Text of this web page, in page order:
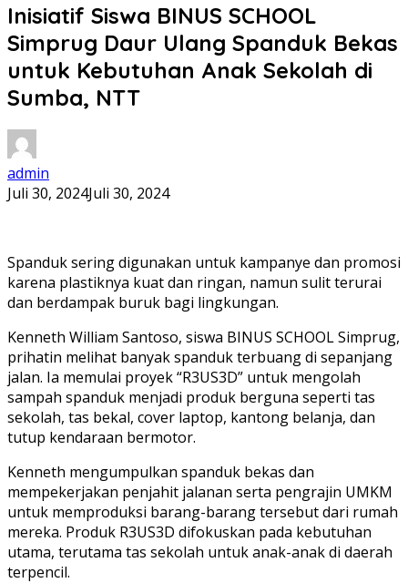
Inisiatif Siswa BINUS SCHOOL
Simprug Daur Ulang Spanduk Bekas
untuk Kebutuhan Anak Sekolah di
Sumba, NTT
admin
Juli 30, 2024Juli 30, 2024
Spanduk sering digunakan untuk kampanye dan promosi
karena plastiknya kuat dan ringan, namun sulit terurai
dan berdampak buruk bagi lingkungan.
Kenneth William Santoso, siswa BINUS SCHOOL Simprug,
prihatin melihat banyak spanduk terbuang di sepanjang
jalan. Ia memulai proyek “R3US3D” untuk mengolah
sampah spanduk menjadi produk berguna seperti tas
sekolah, tas bekal, cover laptop, kantong belanja, dan
tutup kendaraan bermotor.
Kenneth mengumpulkan spanduk bekas dan
mempekerjakan penjahit jalanan serta pengrajin UMKM
untuk memproduksi barang-barang tersebut dari rumah
mereka. Produk R3US3D difokuskan pada kebutuhan
utama, terutama tas sekolah untuk anak-anak di daerah
terpencil.